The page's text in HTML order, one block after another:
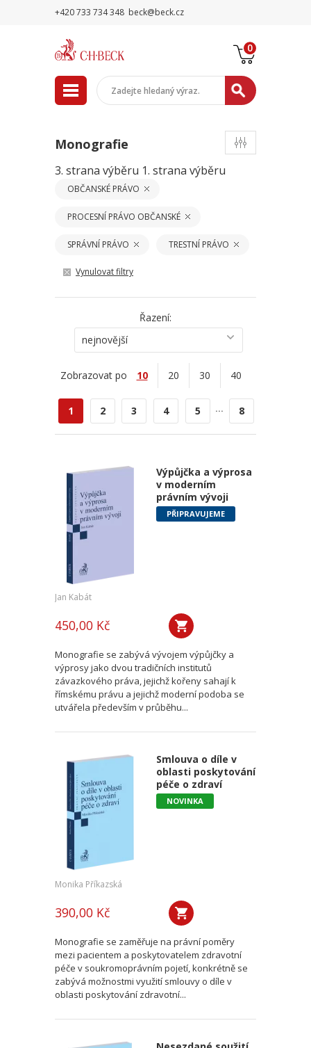
+420 733 734 348 beck@beck.cz
0
Monografie
3. strana výběru 1. strana výběru
OBČANSKÉ PRÁVO
PROCESNÍ PRÁVO OBČANSKÉ
SPRÁVNÍ PRÁVO TRESTNÍ PRÁVO
Vynulovat filtry
Řazení:
nejnovější
Zobrazovat po 10 20 30 40
1 2 3 4 5 ... 8
Výpůjčka a výprosa
v moderním
právním vývoji
PŘIPRAVUJEME
Jan Kabát
450,00 Kč
Monografie se zabývá vývojem výpůjčky a
výprosy jako dvou tradičních institutů
závazkového práva, jejichž kořeny sahají k
římskému právu a jejichž moderní podoba se
utvářela především v průběhu...
Smlouva o díle v
oblasti poskytování
péče o zdraví
NOVINKA
Monika Příkazská
390,00 Kč
Monografie se zaměřuje na právní poměry
mezi pacientem a poskytovatelem zdravotní
péče v soukromoprávním pojetí, konkrétně se
zabývá možnostmi využití smlouvy o díle v
oblasti poskytování zdravotní...